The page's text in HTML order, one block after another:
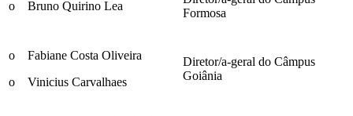
o Bruno Quirino Lea
Formosa
o Fabiane Costa Oliveira
o Vinicius Carvalhaes
Diretor/a-geral do Câmpus
Goiânia